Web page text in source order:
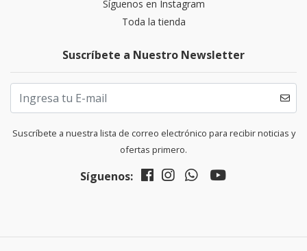
Síguenos en Instagram
Toda la tienda
Suscríbete a Nuestro Newsletter
Suscríbete a nuestra lista de correo electrónico para recibir noticias y
ofertas primero.
Síguenos: